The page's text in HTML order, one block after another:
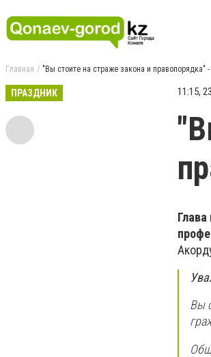
Главная "Вы стоите на страже закона и правопорядка" -
ПРАЗДНИК 11:15,
Вы